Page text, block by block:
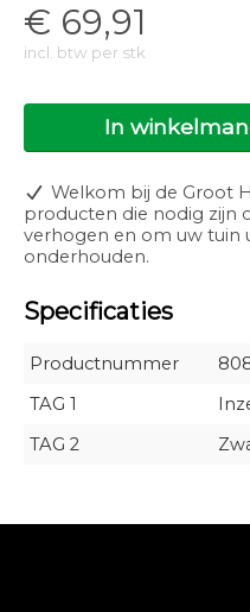
€ 69,91
incl. btw per stk
In
Welkom bij de Groot
producten die nodig zijn
verhogen en om uw tuin
onderhouden.
Specificaties
Productnummer
TAG 1
TAG 2